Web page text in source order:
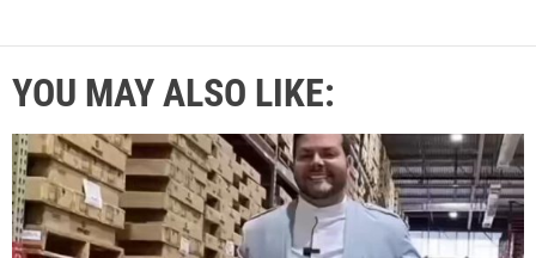
YOU MAY ALSO LIKE: